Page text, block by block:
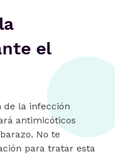
el
de la infección
antimicóticos
No te
para tratar esta